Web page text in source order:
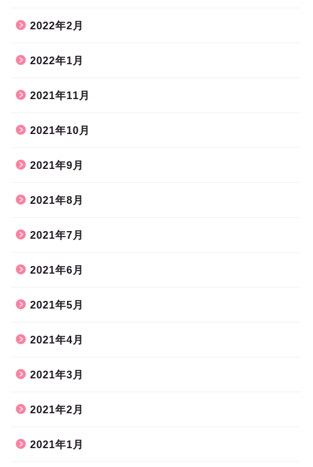
2022年2月
2022年1月
2021年11月
2021年10月
2021年9月
2021年8月
2021年7月
2021年6月
2021年5月
2021年4月
2021年3月
2021年2月
2021年1月